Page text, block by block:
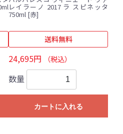
レイラーノ 2017 ラ スピネッタ
750ml [赤]
送料無料
24,695円 （税込）
数量
カートに入れる